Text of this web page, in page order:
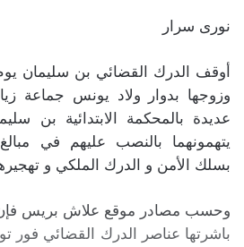
نورى سرار
وزوجها بدوار ولاد يونس جماعة
عديدة بالمحكمة الابتدائية بن
يتهمونهما بالنصب عليهم في
بسلك الأمن و الدرك الملكي و
وحسب مصادر موقع علاش بريس فإن
باشرتها عناصر الدرك القضائي فور